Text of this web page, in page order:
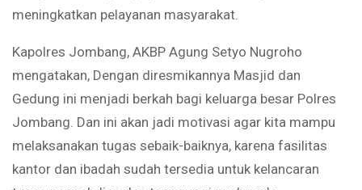
meningkatkan pelayanan masyarakat.
Kapolres Jombang, AKBP Agung Setyo Nugroho
mengatakan, Dengan diresmikannya Masjid dan
Gedung ini menjadi berkah bagi keluarga besar Polres
Jombang. Dan ini akan jadi motivasi agar kita mampu
melaksanakan tugas sebaik-baiknya, karena fasilitas
kantor dan ibadah sudah tersedia untuk kelancaran